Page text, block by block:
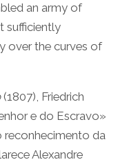
an army of
sufficiently
over the curves of
(1807), Friedrich
e do Escravo»
da
Alexandre